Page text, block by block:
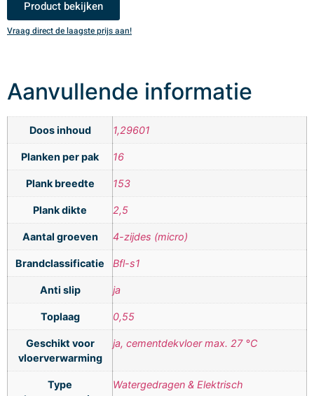
Product bekijken
Vraag direct de laagste prijs aan!
Aanvullende informatie
Doos inhoud 1,29601
Planken per pak 16
Plank breedte 153
Plank dikte 2,5
Aantal groeven 4-zijdes (micro)
Brandclassificatie Bfl-s1
Anti slip ja
Toplaag 0,55
Geschikt voor
vloerverwarming
ja, cementdekvloer max. 27 °C
Type
Watergedragen & Elektrisch